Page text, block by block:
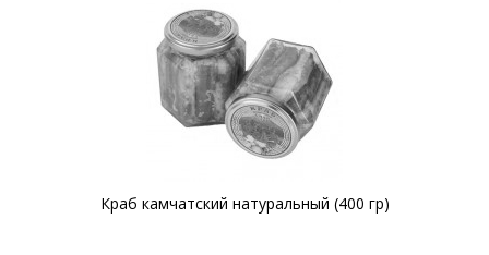
Краб камчатский натуральный (400 гр)